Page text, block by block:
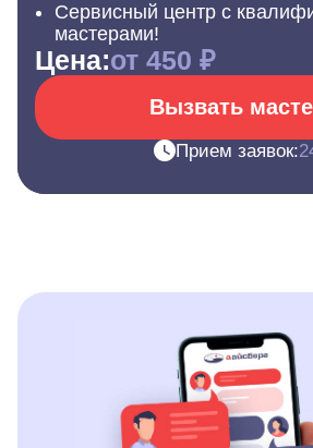
Сервисный центр с
мастерами!
Цена:от 450 ₽
Вызвать
Прием заявок: